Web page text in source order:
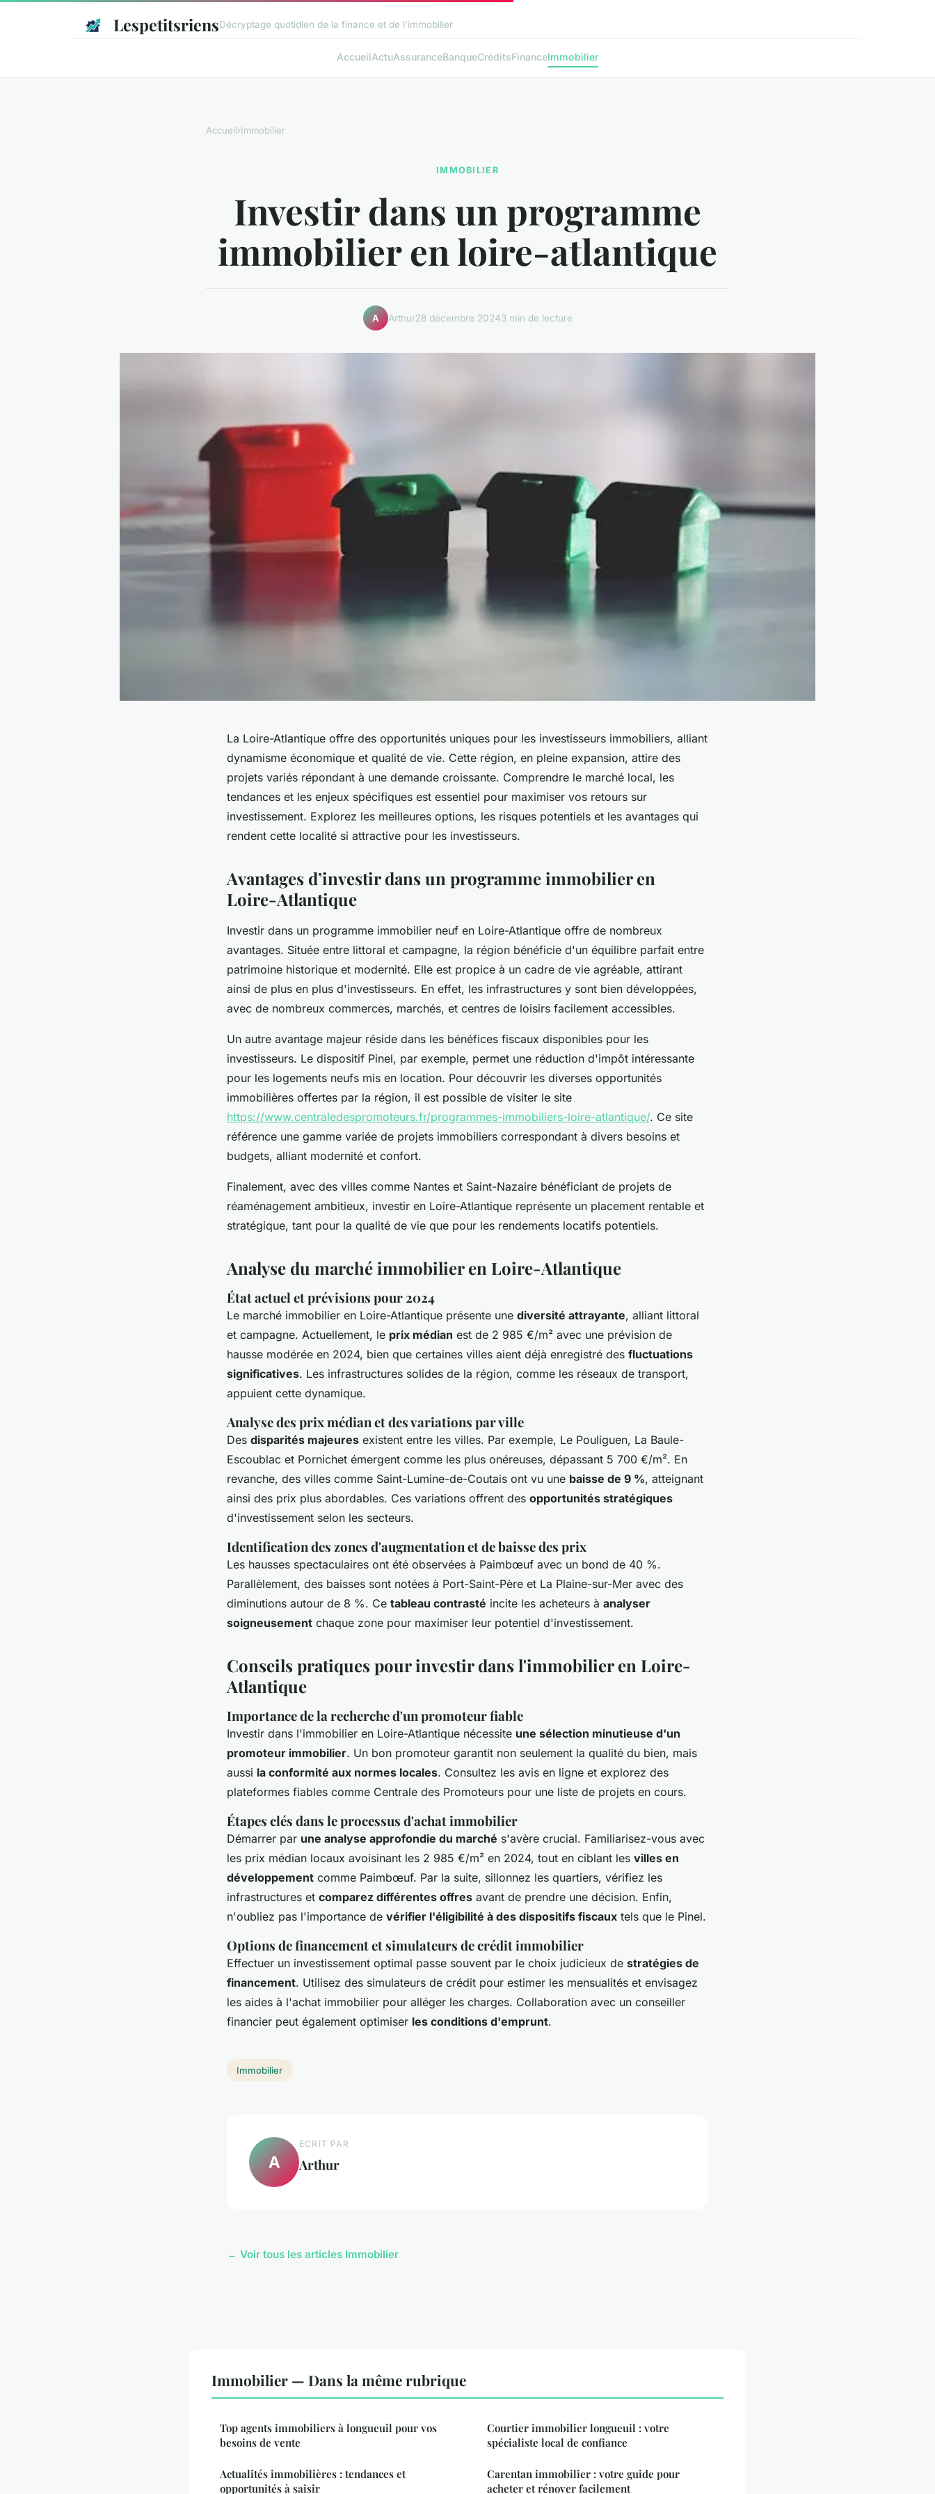
LespetitsriensDécryptage quotidien de la finance et de l'immobilier
AccueilActuAssuranceBanqueCréditsFinanceImmobilier
Accueil›Immobilier
IMMOBILIER
Investir dans un programme
immobilier en loire-atlantique
A Arthur28 décembre 20243 min de lecture
La Loire-Atlantique offre des opportunités uniques pour les investisseurs immobiliers, alliant
dynamisme économique et qualité de vie. Cette région, en pleine expansion, attire des
projets variés répondant à une demande croissante. Comprendre le marché local, les
tendances et les enjeux spécifiques est essentiel pour maximiser vos retours sur
investissement. Explorez les meilleures options, les risques potentiels et les avantages qui
rendent cette localité si attractive pour les investisseurs.
Avantages d’investir dans un programme immobilier en
Loire-Atlantique
Investir dans un programme immobilier neuf en Loire-Atlantique offre de nombreux
avantages. Située entre littoral et campagne, la région bénéficie d'un équilibre parfait entre
patrimoine historique et modernité. Elle est propice à un cadre de vie agréable, attirant
ainsi de plus en plus d'investisseurs. En effet, les infrastructures y sont bien développées,
avec de nombreux commerces, marchés, et centres de loisirs facilement accessibles.
Un autre avantage majeur réside dans les bénéfices fiscaux disponibles pour les
investisseurs. Le dispositif Pinel, par exemple, permet une réduction d'impôt intéressante
pour les logements neufs mis en location. Pour découvrir les diverses opportunités
immobilières offertes par la région, il est possible de visiter le site
https://www.centraledespromoteurs.fr/programmes-immobiliers-loire-atlantique/. Ce site
référence une gamme variée de projets immobiliers correspondant à divers besoins et
budgets, alliant modernité et confort.
Finalement, avec des villes comme Nantes et Saint-Nazaire bénéficiant de projets de
réaménagement ambitieux, investir en Loire-Atlantique représente un placement rentable et
stratégique, tant pour la qualité de vie que pour les rendements locatifs potentiels.
Analyse du marché immobilier en Loire-Atlantique
État actuel et prévisions pour 2024
Le marché immobilier en Loire-Atlantique présente une diversité attrayante, alliant littoral
et campagne. Actuellement, le prix médian est de 2 985 €/m² avec une prévision de
hausse modérée en 2024, bien que certaines villes aient déjà enregistré des fluctuations
significatives. Les infrastructures solides de la région, comme les réseaux de transport,
appuient cette dynamique.
Analyse des prix médian et des variations par ville
Des disparités majeures existent entre les villes. Par exemple, Le Pouliguen, La Baule-
Escoublac et Pornichet émergent comme les plus onéreuses, dépassant 5 700 €/m². En
revanche, des villes comme Saint-Lumine-de-Coutais ont vu une baisse de 9 %, atteignant
ainsi des prix plus abordables. Ces variations offrent des opportunités stratégiques
d'investissement selon les secteurs.
Identification des zones d'augmentation et de baisse des prix
Les hausses spectaculaires ont été observées à Paimbœuf avec un bond de 40 %.
Parallèlement, des baisses sont notées à Port-Saint-Père et La Plaine-sur-Mer avec des
diminutions autour de 8 %. Ce tableau contrasté incite les acheteurs à analyser
soigneusement chaque zone pour maximiser leur potentiel d'investissement.
Conseils pratiques pour investir dans l'immobilier en Loire-
Atlantique
Importance de la recherche d'un promoteur fiable
Investir dans l'immobilier en Loire-Atlantique nécessite une sélection minutieuse d'un
promoteur immobilier. Un bon promoteur garantit non seulement la qualité du bien, mais
aussi la conformité aux normes locales. Consultez les avis en ligne et explorez des
plateformes fiables comme Centrale des Promoteurs pour une liste de projets en cours.
Étapes clés dans le processus d'achat immobilier
Démarrer par une analyse approfondie du marché s'avère crucial. Familiarisez-vous avec
les prix médian locaux avoisinant les 2 985 €/m² en 2024, tout en ciblant les villes en
développement comme Paimbœuf. Par la suite, sillonnez les quartiers, vérifiez les
infrastructures et comparez différentes offres avant de prendre une décision. Enfin,
n'oubliez pas l'importance de vérifier l'éligibilité à des dispositifs fiscaux tels que le Pinel.
Options de financement et simulateurs de crédit immobilier
Effectuer un investissement optimal passe souvent par le choix judicieux de stratégies de
financement. Utilisez des simulateurs de crédit pour estimer les mensualités et envisagez
les aides à l'achat immobilier pour alléger les charges. Collaboration avec un conseiller
financier peut également optimiser les conditions d'emprunt.
Immobilier
A
ECRIT PAR
Arthur
← Voir tous les articles Immobilier
Immobilier — Dans la même rubrique
Top agents immobiliers à longueuil pour vos
besoins de vente
Actualités immobilières : tendances et
opportunités à saisir
Courtier immobilier longueuil : votre
spécialiste local de confiance
Carentan immobilier : votre guide pour
acheter et rénover facilement